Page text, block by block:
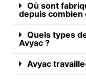
Où sont
depuis combien
Quels types
Avyac ?
Avyac